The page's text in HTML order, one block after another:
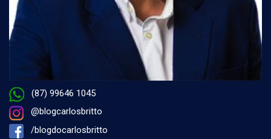
(87) 99646 1045
@blogcarlosbritto
/blogdocarlosbritto